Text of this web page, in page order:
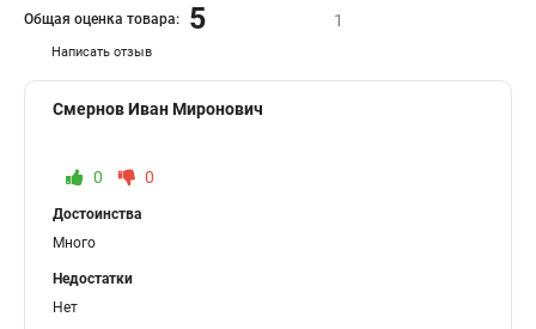
Написать отзыв
Общая оценка товара: 5 1
Смернов Иван Миронович
0 0
Достоинства
Много
Недостатки
Нет